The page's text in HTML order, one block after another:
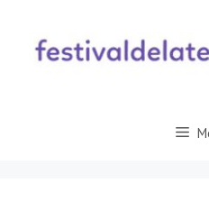
contenu